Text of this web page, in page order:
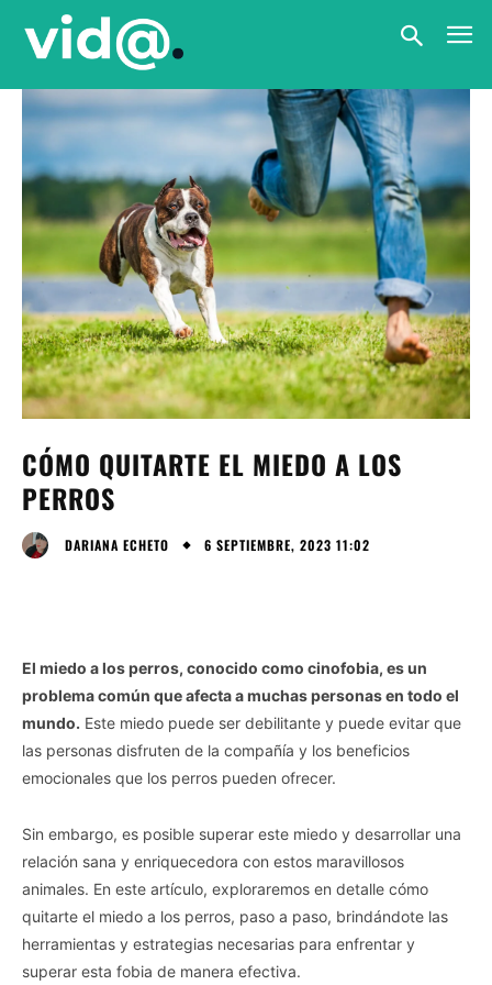
CÓMO QUITARTE EL MIEDO A LOS
PERROS
DARIANA ECHETO 6 SEPTIEMBRE, 2023 11:02
El miedo a los perros, conocido como cinofobia, es un
problema común que afecta a muchas personas en todo el
mundo. Este miedo puede ser debilitante y puede evitar que
las personas disfruten de la compañía y los beneficios
emocionales que los perros pueden ofrecer.
Sin embargo, es posible superar este miedo y desarrollar una
relación sana y enriquecedora con estos maravillosos
animales. En este artículo, exploraremos en detalle cómo
quitarte el miedo a los perros, paso a paso, brindándote las
herramientas y estrategias necesarias para enfrentar y
superar esta fobia de manera efectiva.